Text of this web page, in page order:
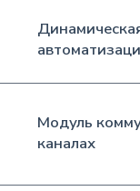
Модуль
каналах